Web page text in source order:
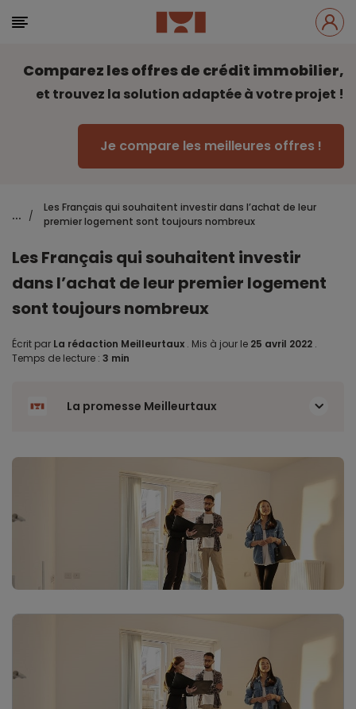
Comparez les offres de crédit immobilier,
et trouvez la solution adaptée à votre projet !
Je compare les meilleures offres !
... /
Les Français qui souhaitent investir dans l’achat de leur
premier logement sont toujours nombreux
Les Français qui souhaitent investir
dans l’achat de leur premier logement
sont toujours nombreux
Écrit par La rédaction Meilleurtaux . Mis à jour le 25 avril 2022 .
Temps de lecture : 3 min
La promesse Meilleurtaux